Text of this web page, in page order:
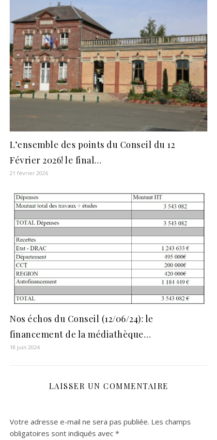
L’ensemble des points du Conseil du 12
Février 2026! le final…
21 février 2026
Nos échos du Conseil (12/06/24): le
financement de la médiathèque…
18 juin 2024
LAISSER UN COMMENTAIRE
Votre adresse e-mail ne sera pas publiée. Les champs
obligatoires sont indiqués avec *